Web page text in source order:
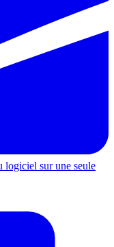
logiciel sur une seule